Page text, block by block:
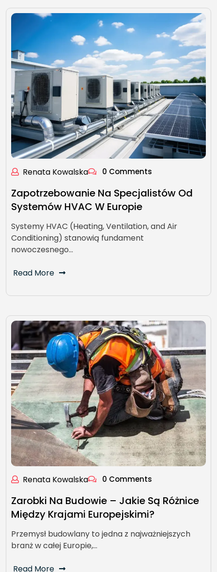
Renata Kowalska 0 Comments
Zapotrzebowanie Na Specjalistów Od
Systemów HVAC W Europie
Systemy HVAC (Heating, Ventilation, and Air
Conditioning) stanowią fundament
nowoczesnego…
Read More
Renata Kowalska 0 Comments
Zarobki Na Budowie – Jakie Są Różnice
Między Krajami Europejskimi?
Przemysł budowlany to jedna z najważniejszych
branż w całej Europie,…
Read More